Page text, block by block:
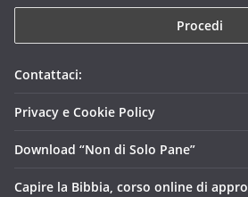
Contattaci:
Privacy e Cookie Policy
Download “Non di Solo Pane”
Capire la Bibbia, corso online di